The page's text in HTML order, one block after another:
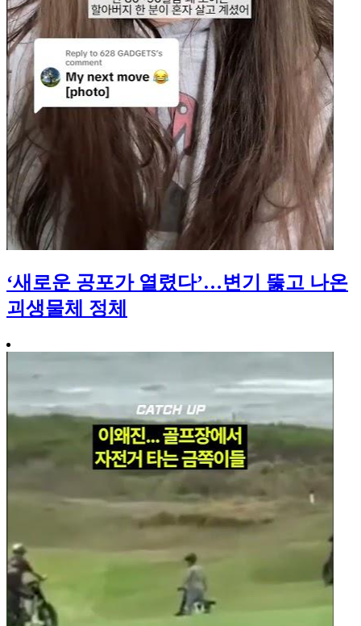
‘새로운 공포가 열렸다’…변기 뚫고 나온
괴생물체 정체